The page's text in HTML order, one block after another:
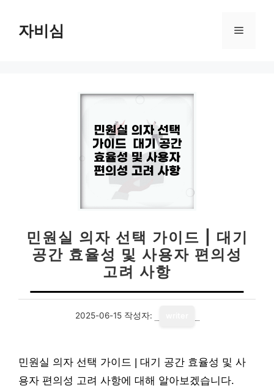
자비심 메
민원실 의자 선택 가이드 | 대기
공간 효율성 및 사용자 편의성
고려 사항
2025-06-15 작성자:
민원실 의자 선택 가이드 | 대기 공간 효율성 및 사
용자 편의성 고려 사항에 대해 알아보겠습니다.